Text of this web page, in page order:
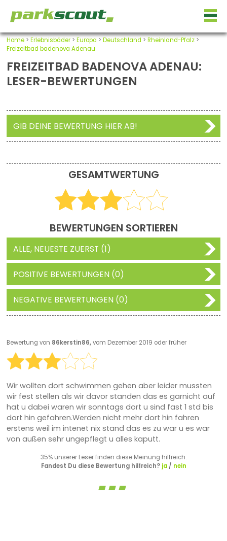
Home> Erlebnisbäder> Europa > Deutschland > Rheinland-Pfalz>
Freizeitbad badenova Adenau
FREIZEITBAD BADENOVA ADENAU:
LESER-BEWERTUNGEN
GIB DEINE BEWERTUNG HIER AB!
GESAMTWERTUNG
BEWERTUNGEN SORTIEREN
ALLE, NEUESTE ZUERST (1)
POSITIVE BEWERTUNGEN (0)
NEGATIVE BEWERTUNGEN (0)
Bewertung von 86kerstin86,vom Dezember 2019 oder früher
Wir wollten dort schwimmen gehen aber leider mussten
wir fest stellen als wir davor standen das es garnicht auf
hat u dabei waren wir sonntags dort u sind fast 1 std bis
dort hin gefahren.Werden nicht mehr dort hin fahren
erstens weil im intenet nix stand das es zu war u es war
von außen sehr ungepflegt u alles kaputt.
35% unserer Leser finden diese Meinung hilfreich.
Fandest Du diese Bewertung hilfreich? ja/ nein